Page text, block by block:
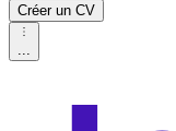
Créer un CV
...